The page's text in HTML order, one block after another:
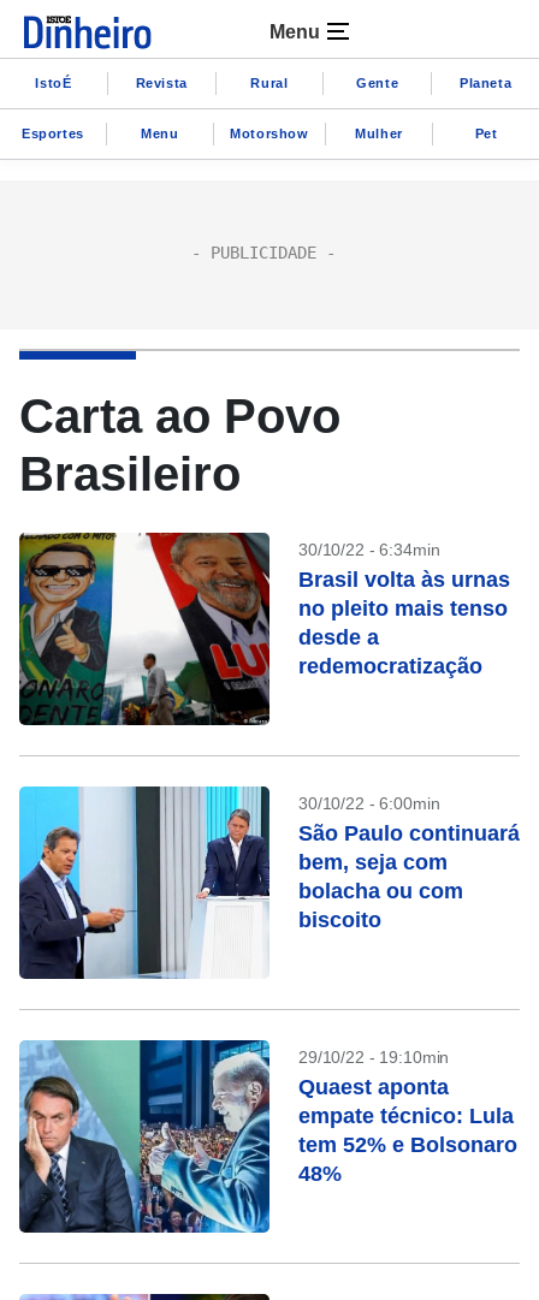
Menu
IstoÉ Revista Rural Gente Planeta
Esportes Menu Motorshow Mulher Pet
Carta ao Povo
Brasileiro
30/10/22 - 6:34min
Brasil volta às urnas
no pleito mais tenso
desde a
redemocratização
30/10/22 - 6:00min
São Paulo continuará
bem, seja com
bolacha ou com
biscoito
29/10/22 - 19:10min
Quaest aponta
empate técnico: Lula
tem 52% e Bolsonaro
48%